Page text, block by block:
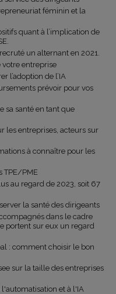
féminin et la
quant à l’implication de
un alternant en 2021.
votre entreprise
l’adoption de l’IA
prévoir pour vos
sa santé en tant que
les entreprises, acteurs sur
à connaître pour les
TPE/PME
au regard de 2023, soit 67
la santé des dirigeants
dans le cadre
portent sur eux un regard
: comment choisir le bon
sur la taille des entreprises
et à l'IA